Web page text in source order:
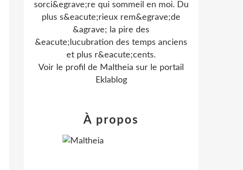
sorci&egrave;re qui sommeil en moi. Du
plus s&eacute;rieux rem&egrave;de
&agrave; la pire des
&eacute;lucubration des temps anciens
et plus r&eacute;cents.
Voir le profil de Maltheia sur le portail
Eklablog
À propos